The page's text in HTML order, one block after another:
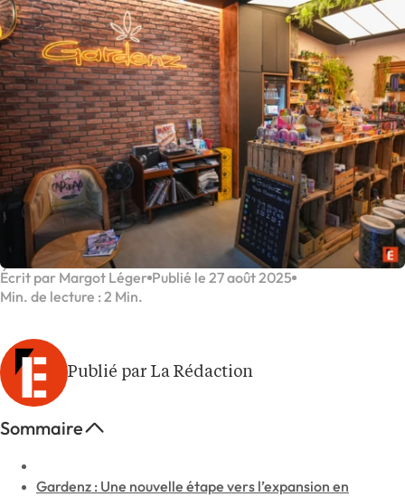
Écrit par Margot Léger Publié le 27 août 2025
Min. de lecture : 2 Min.
Publié par La Rédaction
Sommaire
Gardenz : Une nouvelle étape vers l’expansion en